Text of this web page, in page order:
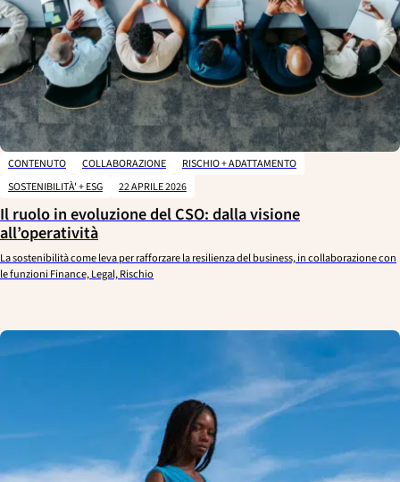
CONTENUTO COLLABORAZIONE
RISCHIO + ADATTAMENTO
SOSTENIBILITÀ' + ESG
22 APRILE 2026
Il ruolo in evoluzione del CSO: dalla visione
all’operatività
La sostenibilità come leva per rafforzare la resilienza del business, in collaborazione con
le funzioni Finance, Legal, Rischio